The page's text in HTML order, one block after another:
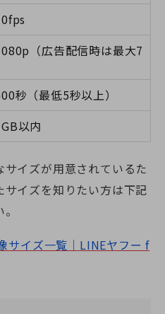
（広告配信時は最大7
秒（最低5秒以上）
以内
イズが用意されているた
イズを知りたい方は下記
サイズ一覧｜LINEヤフー f